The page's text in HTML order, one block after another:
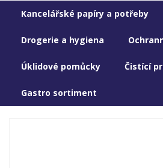
Kancelářské papíry a potřeby
Drogerie a hygiena
Úklidové pomůcky Čistící
Gastro sortiment